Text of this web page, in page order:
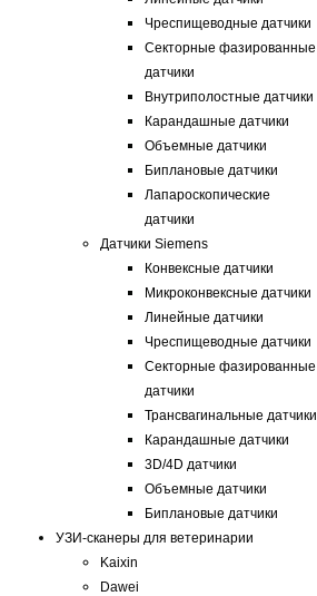
Чреспищеводные датчики
Секторные фазированные
датчики
Внутриполостные датчики
Карандашные датчики
Объемные датчики
Биплановые датчики
Лапароскопические
датчики
Датчики Siemens
Конвексные датчики
Микроконвексные датчики
Линейные датчики
Чреспищеводные датчики
Секторные фазированные
датчики
Трансвагинальные датчики
Карандашные датчики
3D/4D датчики
Объемные датчики
Биплановые датчики
УЗИ-сканеры для ветеринарии
Kaixin
Dawei